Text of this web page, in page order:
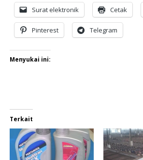
Surat elektronik Cetak
Pinterest Telegram
Menyukai ini:
Terkait